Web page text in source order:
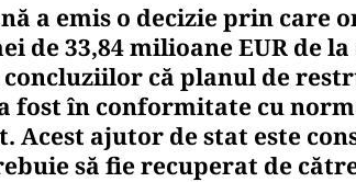
a emis o decizie prin care
de 33,84 milioane EUR de
că planul de
fost în conformitate cu
Acest ajutor de stat este
să fie recuperat de